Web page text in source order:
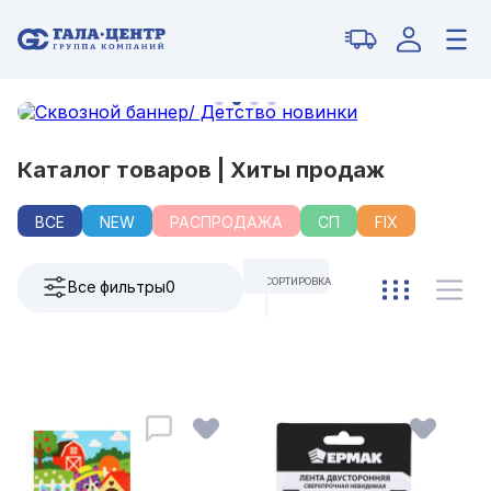
Каталог товаров | Хиты продаж
ВСЕ NEW РАСПРОДАЖА СП FIX
Все фильтры0
СОРТИРОВКА